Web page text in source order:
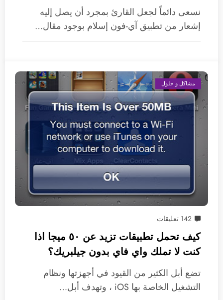
نسعى دائماً لجعل القارئ بمجرد أن يصل إليه
إشعار من تطبيق آي-فون إسلام بوجود مقال…
مشاكل و حلول
142 تعليقات
كيف تحمل تطبيقات تزيد عن ٥٠ ميجا اذا
كنت لا تملك واي فاي بدون جيلبريك؟
تضع أبل الكثير من القيود في أجهزتها ونظام
التشغيل الخاصة بها iOS ، وتهدف أبل…